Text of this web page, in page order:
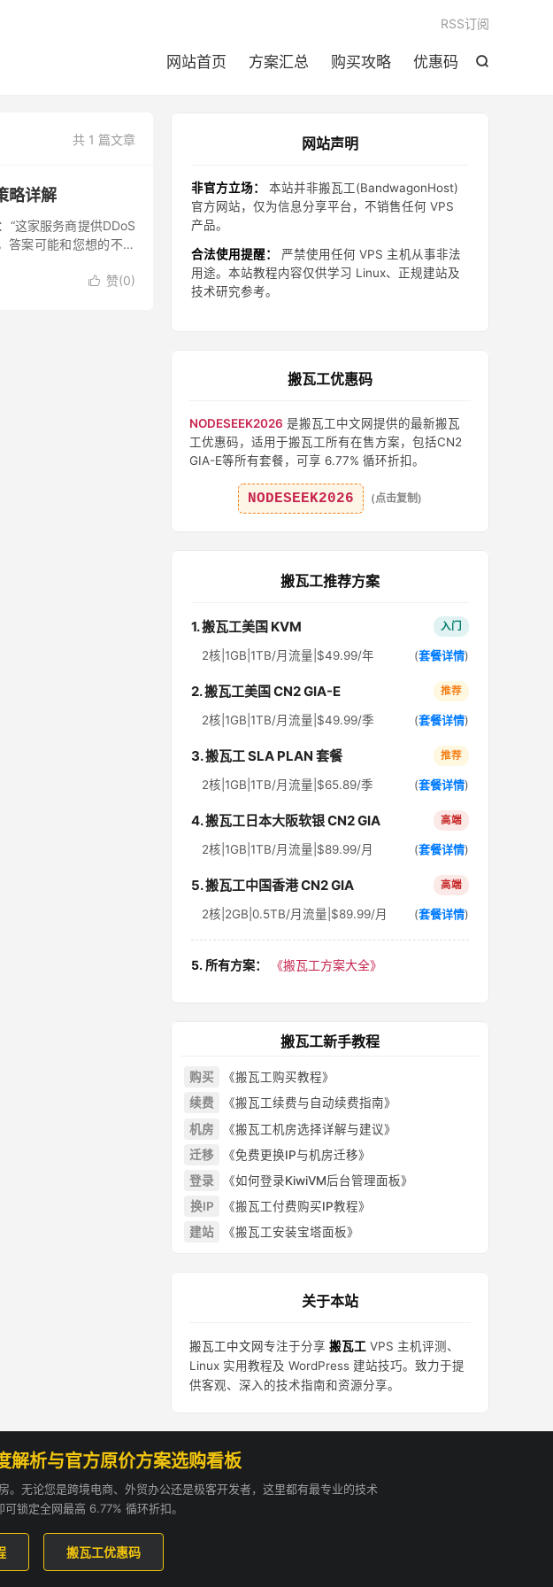

网站首页 方案汇总 购买攻略 优惠码
RSS订阅
共 1 篇文章
略详解
“这家服务商提供DDoS
答案可能和您想的不太
 赞(0)
网站声明
非官方立场：
本站并非搬瓦工(BandwagonHost)
官方网站，仅为信息分享平台，不销售任何 VPS
产品。
合法使用提醒：
严禁使用任何 VPS 主机从事非法
用途。本站教程内容仅供学习 Linux、正规建站及
技术研究参考。
搬瓦工优惠码
NODESEEK2026 是搬瓦工中文网提供的最新搬瓦
工优惠码，适用于搬瓦工所有在售方案，包括CN2
GIA-E等所有套餐，可享 6.77% 循环折扣。
NODESEEK2026 (点击复制)
搬瓦工推荐方案
1. 搬瓦工美国 KVM 入门
2核|1GB|1TB/月流量|$49.99/年 (套餐详情)
2. 搬瓦工美国 CN2 GIA-E 推荐
2核|1GB|1TB/月流量|$49.99/季 (套餐详情)
3. 搬瓦工 SLA PLAN 套餐 推荐
2核|1GB|1TB/月流量|$65.89/季 (套餐详情)
4. 搬瓦工日本大阪软银 CN2 GIA 高端
2核|1GB|1TB/月流量|$89.99/月 (套餐详情)
5. 搬瓦工中国香港 CN2 GIA 高端
2核|2GB|0.5TB/月流量|$89.99/月 (套餐详情)
5. 所有方案： 《搬瓦工方案大全》
搬瓦工新手教程
购买
《搬瓦工购买教程》
续费
《搬瓦工续费与自动续费指南》
机房
《搬瓦工机房选择详解与建议》
迁移
《免费更换IP与机房迁移》
登录
《如何登录KiwiVM后台管理面板》
换IP
《搬瓦工付费购买IP教程》
建站
《搬瓦工安装宝塔面板》
关于本站
搬瓦工中文网专注于分享 搬瓦工 VPS 主机评测、
Linux 实用教程及 WordPress 建站技巧。致力于提
供客观、深入的技术指南和资源分享。
析与官方原价方案选购看板
无论您是跨境电商、外贸办公还是极客开发者，这里都有最专业的技术
锁定全网最高 6.77% 循环折扣。
搬瓦工优惠码